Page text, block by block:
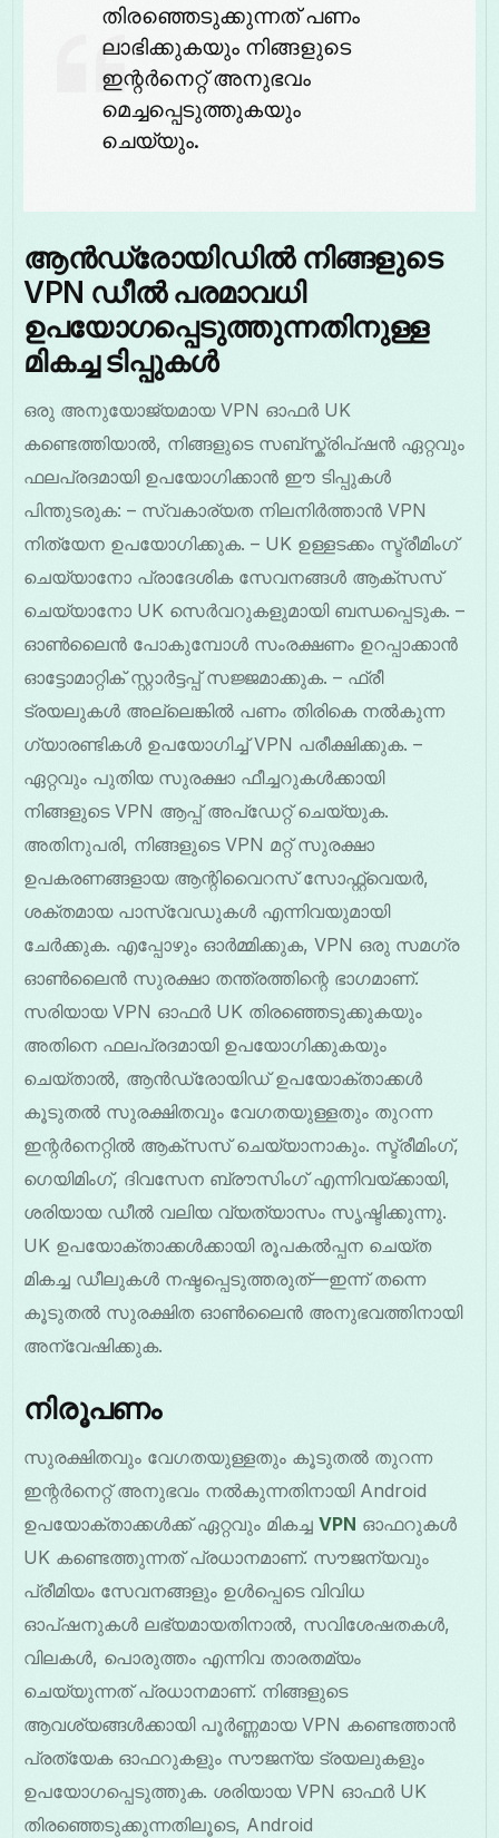
തിരഞ്ഞെടുക്കുന്നത് പണം
ലാഭിക്കുകയും നിങ്ങളുടെ
ഇന്റർനെറ്റ് അനുഭവം
മെച്ചപ്പെടുത്തുകയും
ചെയ്യും.
ആൻഡ്രോയിഡിൽ നിങ്ങളുടെ
VPN ഡീൽ പരമാവധി
ഉപയോഗപ്പെടുത്തുന്നതിനുള്ള
മികച്ച ടിപ്പുകൾ
ഒരു അനുയോജ്യമായ VPN ഓഫർ UK
കണ്ടെത്തിയാൽ, നിങ്ങളുടെ സബ്സ്ക്രിപ്ഷൻ ഏറ്റവും
ഫലപ്രദമായി ഉപയോഗിക്കാൻ ഈ ടിപ്പുകൾ
പിന്തുടരുക: – സ്വകാര്യത നിലനിർത്താൻ VPN
നിത്യേന ഉപയോഗിക്കുക. – UK ഉള്ളടക്കം സ്ട്രീമിംഗ്
ചെയ്യാനോ പ്രാദേശിക സേവനങ്ങൾ ആക്സസ്
ചെയ്യാനോ UK സെർവറുകളുമായി ബന്ധപ്പെടുക. –
ഓൺലൈൻ പോകുമ്പോൾ സംരക്ഷണം ഉറപ്പാക്കാൻ
ഓട്ടോമാറ്റിക് സ്റ്റാർട്ടപ്പ് സജ്ജമാക്കുക. – ഫ്രീ
ട്രയലുകൾ അല്ലെങ്കിൽ പണം തിരികെ നൽകുന്ന
ഗ്യാരണ്ടികൾ ഉപയോഗിച്ച് VPN പരീക്ഷിക്കുക. –
ഏറ്റവും പുതിയ സുരക്ഷാ ഫീച്ചറുകൾക്കായി
നിങ്ങളുടെ VPN ആപ്പ് അപ്‌ഡേറ്റ് ചെയ്യുക.
അതിനുപരി, നിങ്ങളുടെ VPN മറ്റ് സുരക്ഷാ
ഉപകരണങ്ങളായ ആന്റിവൈറസ് സോഫ്റ്റ്‌വെയർ,
ശക്തമായ പാസ്‌വേഡുകൾ എന്നിവയുമായി
ചേർക്കുക. എപ്പോഴും ഓർമ്മിക്കുക, VPN ഒരു സമഗ്ര
ഓൺലൈൻ സുരക്ഷാ തന്ത്രത്തിന്റെ ഭാഗമാണ്.
സരിയായ VPN ഓഫർ UK തിരഞ്ഞെടുക്കുകയും
അതിനെ ഫലപ്രദമായി ഉപയോഗിക്കുകയും
ചെയ്താൽ, ആൻഡ്രോയിഡ് ഉപയോക്താക്കൾ
കൂടുതൽ സുരക്ഷിതവും വേഗതയുള്ളതും തുറന്ന
ഇന്റർനെറ്റിൽ ആക്സസ് ചെയ്യാനാകും. സ്ട്രീമിംഗ്,
ഗെയിമിംഗ്, ദിവസേന ബ്രൗസിംഗ് എന്നിവയ്ക്കായി,
ശരിയായ ഡീൽ വലിയ വ്യത്യാസം സൃഷ്ടിക്കുന്നു.
UK ഉപയോക്താക്കൾക്കായി രൂപകൽപ്പന ചെയ്ത
മികച്ച ഡീലുകൾ നഷ്ടപ്പെടുത്തരുത്—ഇന്ന് തന്നെ
കൂടുതൽ സുരക്ഷിത ഓൺലൈൻ അനുഭവത്തിനായി
അന്വേഷിക്കുക.
നിരൂപണം
സുരക്ഷിതവും വേഗതയുള്ളതും കൂടുതൽ തുറന്ന
ഇന്റർനെറ്റ് അനുഭവം നൽകുന്നതിനായി Android
ഉപയോക്താക്കൾക്ക് ഏറ്റവും മികച്ചVPN ഓഫറുകൾ
UK കണ്ടെത്തുന്നത് പ്രധാനമാണ്. സൗജന്യവും
പ്രീമിയം സേവനങ്ങളും ഉൾപ്പെടെ വിവിധ
ഓപ്ഷനുകൾ ലഭ്യമായതിനാൽ, സവിശേഷതകൾ,
വിലകൾ, പൊരുത്തം എന്നിവ താരതമ്യം
ചെയ്യുന്നത് പ്രധാനമാണ്. നിങ്ങളുടെ
ആവശ്യങ്ങൾക്കായി പൂർണ്ണമായ VPN കണ്ടെത്താൻ
പ്രത്യേക ഓഫറുകളും സൗജന്യ ട്രയലുകളും
ഉപയോഗപ്പെടുത്തുക. ശരിയായ VPN ഓഫർ UK
തിരഞ്ഞെടുക്കുന്നതിലൂടെ, Android